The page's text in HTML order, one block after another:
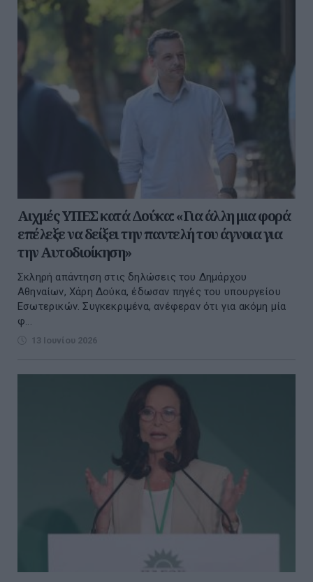
Αιχμές ΥΠΕΣ κατά Δούκα: «Για άλλη μια φορά
επέλεξε να δείξει την παντελή του άγνοια για
την Αυτοδιοίκηση»
Σκληρή απάντηση στις δηλώσεις του Δημάρχου
Αθηναίων, Χάρη Δούκα, έδωσαν πηγές του υπουργείου
Εσωτερικών. Συγκεκριμένα, ανέφεραν ότι για ακόμη μία
φ...
13 Ιουνίου 2026